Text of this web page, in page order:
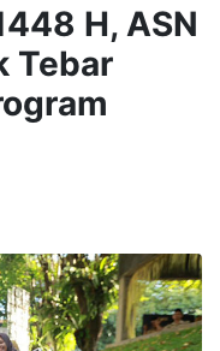
H, ASN
Tebar